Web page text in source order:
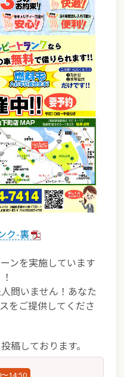
ク-裏
ンを実施しています
問いません！あなた
をご提供してくださ
稿しております。
～14:50